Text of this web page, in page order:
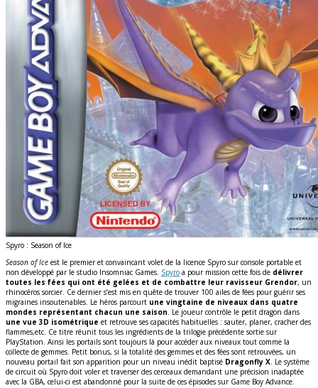
Spyro : Season of Ice
Season of Ice est le premier et convaincant volet de la licence Spyro sur console portable et
non développé par le studio Insomniac Games. Spyro a pour mission cette fois de délivrer
toutes les fées qui ont été gelées et de combattre leur ravisseur Grendor, un
rhinocéros sorcier. Ce dernier s’est mis en quête de trouver 100 ailes de fées pour guérir ses
migraines insoutenables. Le héros parcourt une vingtaine de niveaux dans quatre
mondes représentant chacun une saison. Le joueur contrôle le petit dragon dans
une vue 3D isométrique et retrouve ses capacités habituelles : sauter, planer, cracher des
flammes,etc. Ce titre réunit tous les ingrédients de la trilogie précédente sortie sur
PlayStation. Ainsi les portails sont toujours là pour accéder aux niveaux tout comme la
collecte de gemmes. Petit bonus, si la totalité des gemmes et des fées sont retrouvées, un
nouveau portail fait son apparition pour un niveau inédit baptisé Dragonfly X. Le système
de circuit où Spyro doit voler et traverser des cerceaux demandant une précision inadaptée
avec la GBA, celui-ci est abandonné pour la suite de ces épisodes sur Game Boy Advance.